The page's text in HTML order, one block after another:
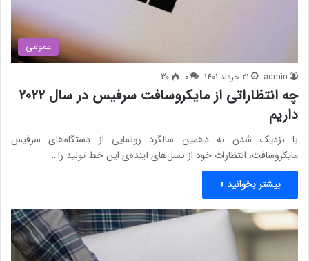
عمومی
admin 21 خرداد 1401 0
30
چه انتظاراتی از مایکروسافت سرفیس در سال ۲۰۲۲
داریم
با نزدیک شدن به دهمین سالگرد رونمایی از دستگاه‌های سرفیس
مایکروسافت، انتظارات خود از نسل‌‌های آینده‌ی این خط تولید را…
بیشتر بخوانید »